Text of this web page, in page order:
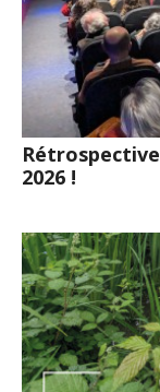
2026 !